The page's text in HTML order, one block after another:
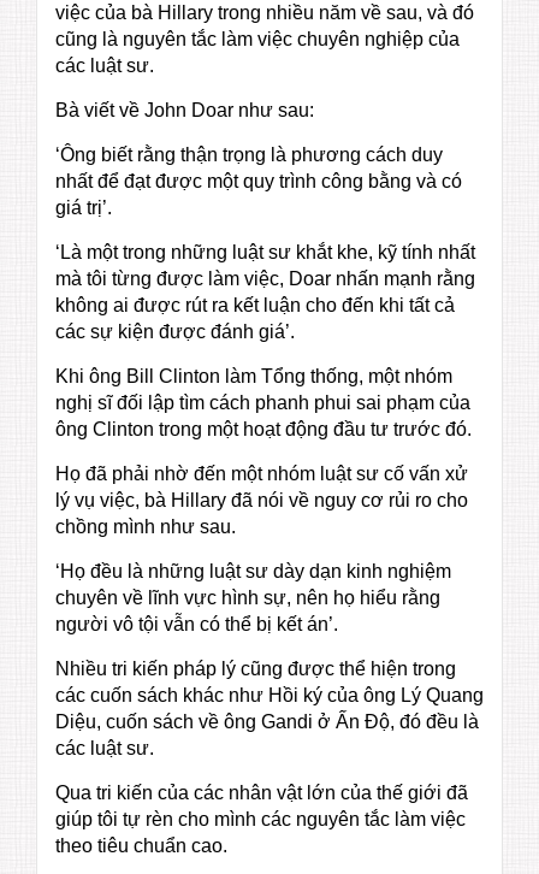
việc của bà Hillary trong nhiều năm về sau, và đó
cũng là nguyên tắc làm việc chuyên nghiệp của
các luật sư.
Bà viết về John Doar như sau:
‘Ông biết rằng thận trọng là phương cách duy
nhất để đạt được một quy trình công bằng và có
giá trị’.
‘Là một trong những luật sư khắt khe, kỹ tính nhất
mà tôi từng được làm việc, Doar nhấn mạnh rằng
không ai được rút ra kết luận cho đến khi tất cả
các sự kiện được đánh giá’.
Khi ông Bill Clinton làm Tổng thống, một nhóm
nghị sĩ đối lập tìm cách phanh phui sai phạm của
ông Clinton trong một hoạt động đầu tư trước đó.
Họ đã phải nhờ đến một nhóm luật sư cố vấn xử
lý vụ việc, bà Hillary đã nói về nguy cơ rủi ro cho
chồng mình như sau.
‘Họ đều là những luật sư dày dạn kinh nghiệm
chuyên về lĩnh vực hình sự, nên họ hiểu rằng
người vô tội vẫn có thể bị kết án’.
Nhiều tri kiến pháp lý cũng được thể hiện trong
các cuốn sách khác như Hồi ký của ông Lý Quang
Diệu, cuốn sách về ông Gandi ở Ấn Độ, đó đều là
các luật sư.
Qua tri kiến của các nhân vật lớn của thế giới đã
giúp tôi tự rèn cho mình các nguyên tắc làm việc
theo tiêu chuẩn cao.